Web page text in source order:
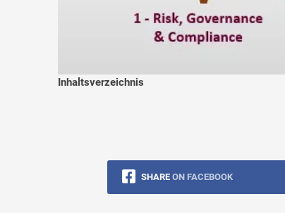
Inhaltsverzeichnis
SHARE ON FACEBOOK